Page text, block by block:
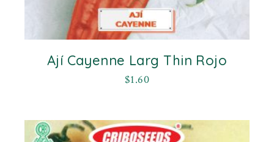
Ají Cayenne Larg Thin Rojo
$1.60